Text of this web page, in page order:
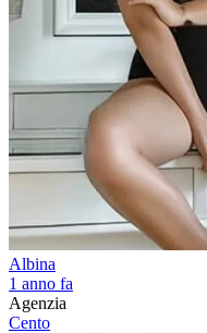
Albina
1 anno fa
Agenzia
Cento